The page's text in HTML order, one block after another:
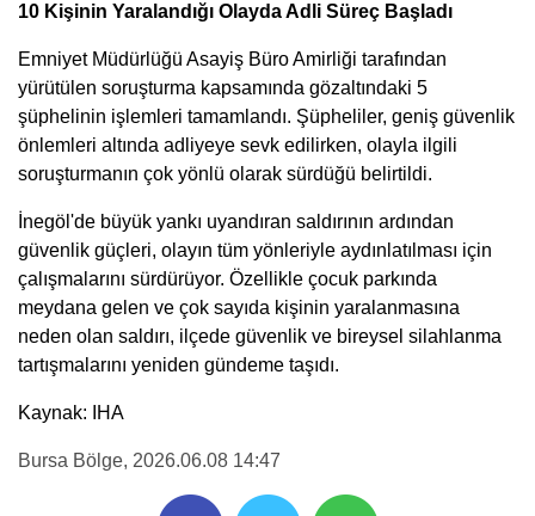
10 Kişinin Yaralandığı Olayda Adli Süreç Başladı
Emniyet Müdürlüğü Asayiş Büro Amirliği tarafından
yürütülen soruşturma kapsamında gözaltındaki 5
şüphelinin işlemleri tamamlandı. Şüpheliler, geniş güvenlik
önlemleri altında adliyeye sevk edilirken, olayla ilgili
soruşturmanın çok yönlü olarak sürdüğü belirtildi.
İnegöl'de büyük yankı uyandıran saldırının ardından
güvenlik güçleri, olayın tüm yönleriyle aydınlatılması için
çalışmalarını sürdürüyor. Özellikle çocuk parkında
meydana gelen ve çok sayıda kişinin yaralanmasına
neden olan saldırı, ilçede güvenlik ve bireysel silahlanma
tartışmalarını yeniden gündeme taşıdı.
Kaynak: IHA
Bursa Bölge, 2026.06.08 14:47